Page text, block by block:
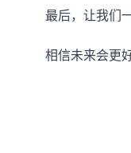
最后，让我们一
相信未来会更